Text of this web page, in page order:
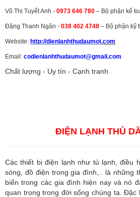
Võ Thị Tuyết Anh - 0973 646 780 – Bộ phận kế
Đặng Thanh Ngân - 038 402 4748 – Bộ phận kỹ
Website: http://dienlanhthudaumot.com
Email: codienlanhthudaumot@gmail.com
Chất lượng - Uy tín - Cạnh tranh
ĐIỆN LẠNH THỦ
Các thiết bị điện lạnh như tủ lạnh, điều
sóng, đồ điện trong gia đình,.. là những
biến trong các gia đình hiện nay và nó
quan trọng trong đời sống chúng ta.